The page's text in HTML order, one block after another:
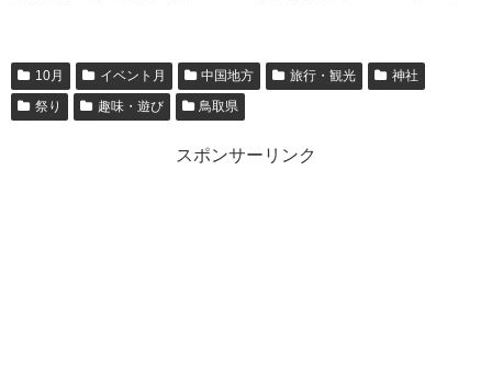
10月 イベント月 中国地方 旅行・観光
神社
祭り
趣味・遊び 鳥取県
スポンサーリンク